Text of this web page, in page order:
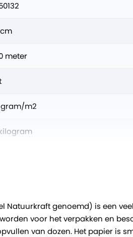
meter
gram/m2
Natuurkraft genoemd) is een
voor het verpakken en
van dozen. Het papier is